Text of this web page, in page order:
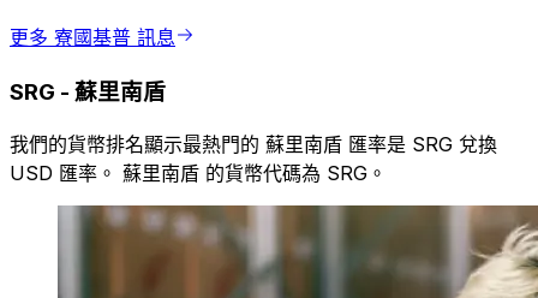
更多 寮國基普 訊息
SRG - 蘇里南盾
我們的貨幣排名顯示最熱門的 蘇里南盾 匯率是 SRG 兌換
USD 匯率。 蘇里南盾 的貨幣代碼為 SRG。